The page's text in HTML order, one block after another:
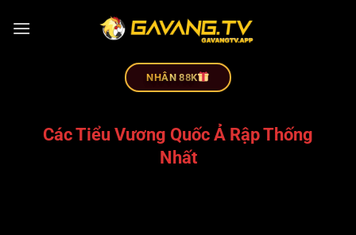
NHÂN 88K
Các Tiểu Vương Quốc Ả Rập Thống
Nhất